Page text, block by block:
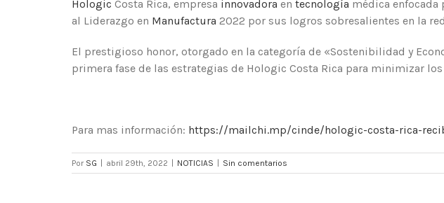
Hologic Costa Rica, empresa innovadora en tecnología médica
al Liderazgo en Manufactura 2022 por sus logros sobresalientes en la
El prestigioso honor, otorgado en la categoría de «Sostenibilidad y
primera fase de las estrategias de Hologic Costa Rica para minimizar
Para mas información: https://mailchi.mp/cinde/hologic-costa-rica-
Por SG abril 29th, 2022 NOTICIAS Sin comentarios